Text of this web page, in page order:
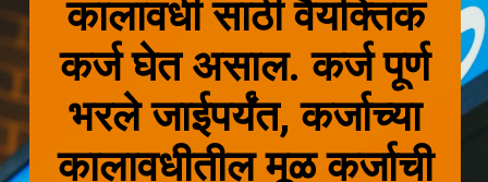
कालावधी साठी वैयक्तिक
कर्ज घेत असाल. कर्ज पूर्ण
भरले जाईपर्यंत, कर्जाच्या
कालावधीतील मूळ कर्जाची